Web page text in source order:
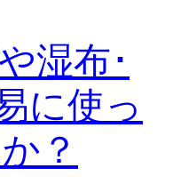
湿布･
に使っ
？